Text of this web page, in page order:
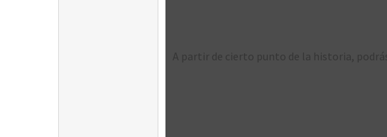
A partir de cierto punto de la historia,